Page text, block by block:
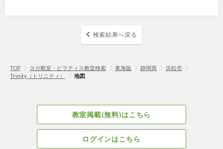
検索結果へ戻る
TOP 〉 ヨガ教室・ピラティス教室検索 〉 東海版 〉 静岡県 〉 浜松市
〉
Trinity（トリニティ）
〉 地図
教室掲載(無料)はこちら
ログインはこちら